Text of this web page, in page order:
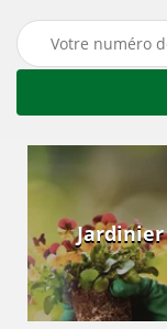
Jardinier